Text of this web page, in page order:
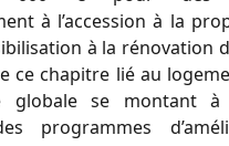
à l’accession à la
à la rénovation
ce chapitre lié au
globale se montant
programmes